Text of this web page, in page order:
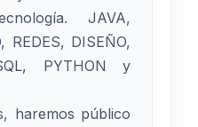
JAVA,
REDES, DISEÑO,
PYTHON y
haremos público